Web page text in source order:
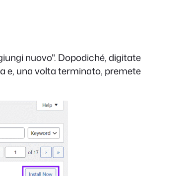
nuovo". Dopodiché, digitate
e, una volta terminato, premete